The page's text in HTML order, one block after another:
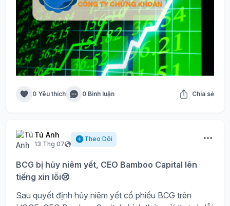
0 Yêu thích 0 Bình luận Chia sẻ
Tú Anh
13 Thg 07
Theo Dõi
BCG bị hủy niêm yết, CEO Bamboo Capital lên
tiếng xin lỗi😢
Sau quyết định hủy niêm yết cổ phiếu BCG trên